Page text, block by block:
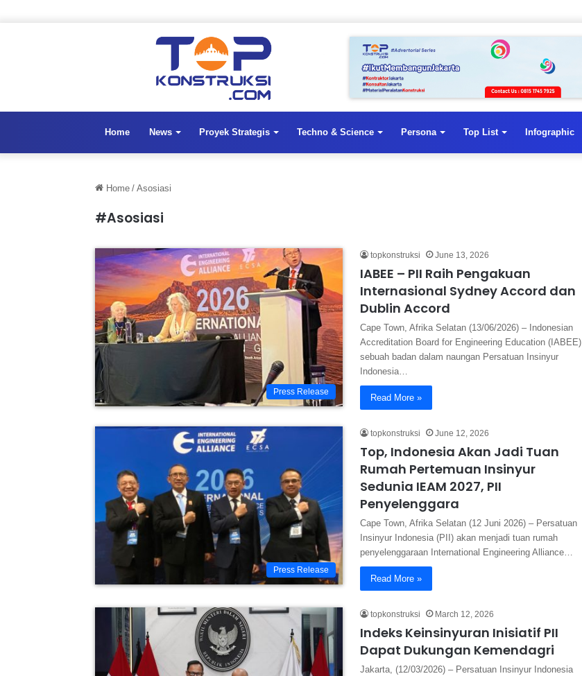
Home News Proyek Strategis Techno & Science Persona Top List Infographic
Home / Asosiasi
#Asosiasi
Press Release
topkonstruksi June 13, 2026
IABEE – PII Raih Pengakuan
Internasional Sydney Accord dan
Dublin Accord
Cape Town, Afrika Selatan (13/06/2026) – Indonesian
Accreditation Board for Engineering Education (IABEE)
sebuah badan dalam naungan Persatuan Insinyur
Indonesia…
Read More »
Press Release
topkonstruksi June 12, 2026
Top, Indonesia Akan Jadi Tuan
Rumah Pertemuan Insinyur
Sedunia IEAM 2027, PII
Penyelenggara
Cape Town, Afrika Selatan (12 Juni 2026) – Persatuan
Insinyur Indonesia (PII) akan menjadi tuan rumah
penyelenggaraan International Engineering Alliance…
Read More »
topkonstruksi March 12, 2026
Indeks Keinsinyuran Inisiatif PII
Dapat Dukungan Kemendagri
Jakarta, (12/03/2026) – Persatuan Insinyur Indonesia